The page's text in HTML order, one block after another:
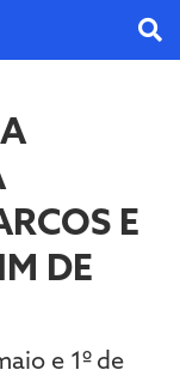
E
DE
e 1º de